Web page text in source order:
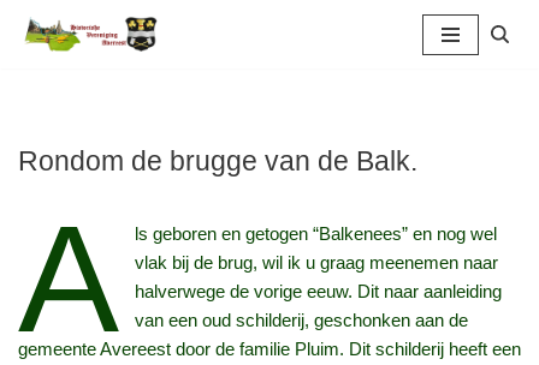
inhoud
Rondom de brugge van de Balk.
A
ls geboren en getogen “Balkenees” en nog wel
vlak bij de brug, wil ik u graag meenemen naar
halverwege de vorige eeuw. Dit naar aanleiding
van een oud schilderij, geschonken aan de
gemeente Avereest door de familie Pluim. Dit schilderij heeft een